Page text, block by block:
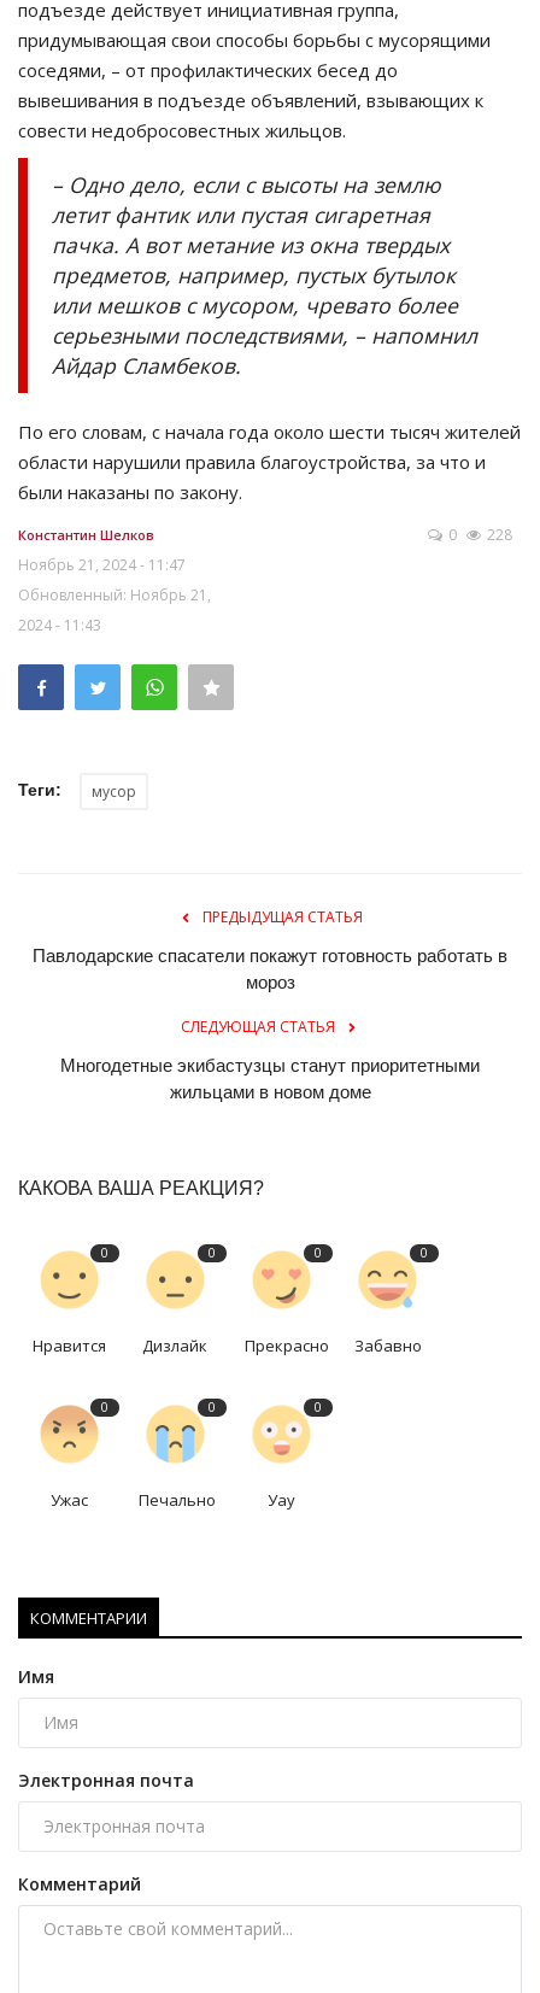
подъезде действует инициативная группа,
придумывающая свои способы борьбы с мусорящими
соседями, – от профилактических бесед до
вывешивания в подъезде объявлений, взывающих к
совести недобросовестных жильцов.
– Одно дело, если с высоты на землю
летит фантик или пустая сигаретная
пачка. А вот метание из окна твердых
предметов, например, пустых бутылок
или мешков с мусором, чревато более
серьезными последствиями, – напомнил
Айдар Сламбеков.
По его словам, с начала года около шести тысяч жителей
области нарушили правила благоустройства, за что и
были наказаны по закону.
Константин Шелков
Ноябрь 21, 2024 - 11:47
Обновленный: Ноябрь 21,
2024 - 11:43
0 228
Теги: мусор
ПРЕДЫДУЩАЯ СТАТЬЯ
Павлодарские спасатели покажут готовность работать в
мороз
СЛЕДУЮЩАЯ СТАТЬЯ
Многодетные экибастузцы станут приоритетными
жильцами в новом доме
КАКОВА ВАША РЕАКЦИЯ?
0
Нравится
0
Дизлайк
0
Прекрасно
0
Забавно
0
Ужас
0
Печально
0
Уау
КОММЕНТАРИИ
Имя
Электронная почта
Комментарий